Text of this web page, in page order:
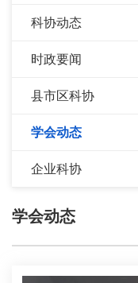
科协动态
时政要闻
县市区科协
学会动态
企业科协
学会动态